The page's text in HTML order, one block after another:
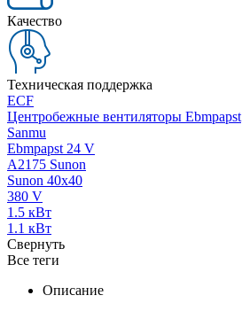
Качество
Техническая поддержка
ECF
Центробежные вентиляторы Ebmpapst
Sanmu
Ebmpapst 24 V
A2175 Sunon
Sunon 40x40
380 V
1.5 кВт
1.1 кВт
Свернуть
Все теги
Описание